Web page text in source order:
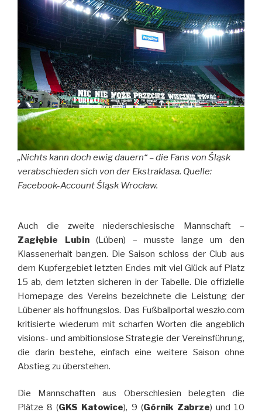
„Nichts kann doch ewig dauern“ – die Fans von Śląsk
verabschieden sich von der Ekstraklasa. Quelle:
Facebook-Account Śląsk Wrocław.
Auch die zweite niederschlesische Mannschaft –
Zagłębie Lubin(Lüben) – musste lange um den
Klassenerhalt bangen. Die Saison schloss der Club aus
dem Kupfergebiet letzten Endes mit viel Glück auf Platz
15 ab, dem letzten sicheren in der Tabelle. Die offizielle
Homepage des Vereins bezeichnete die Leistung der
Lübener als hoffnungslos. Das Fußballportal weszło.com
kritisierte wiederum mit scharfen Worten die angeblich
visions- und ambitionslose Strategie der Vereinsführung,
die darin bestehe, einfach eine weitere Saison ohne
Abstieg zu überstehen.
Die Mannschaften aus Oberschlesien belegten die
Plätze 8 (GKS Katowice), 9 (Górnik Zabrze) und 10